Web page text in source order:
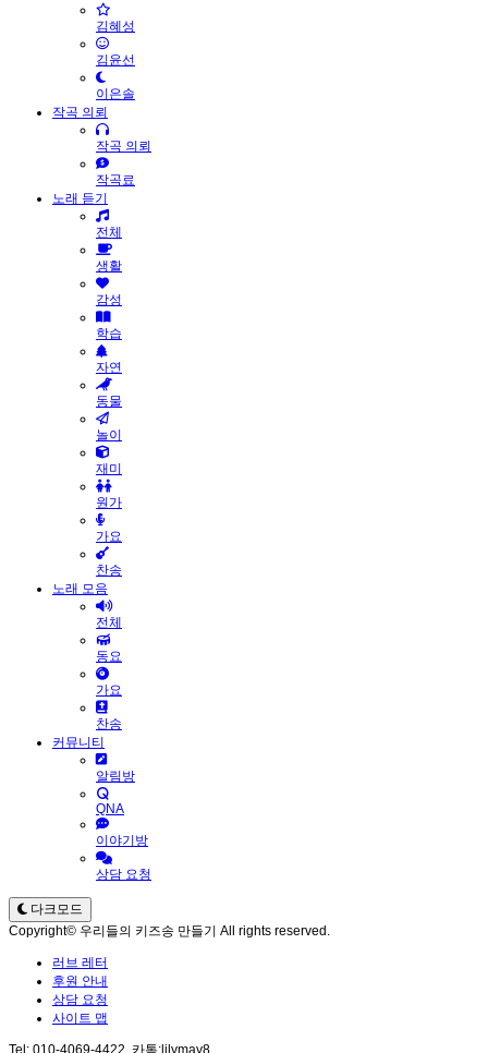
김혜성
김윤선
이은솔
작곡 의뢰
작곡 의뢰
작곡료
노래 듣기
전체
생활
감성
학습
자연
동물
놀이
재미
원가
가요
찬송
노래 모음
전체
동요
가요
찬송
커뮤니티
알림방
QNA
이야기방
상담 요청
다크모드
Copyright© 우리들의 키즈송 만들기 All rights reserved.
러브 레터
후원 안내
상담 요청
사이트 맵